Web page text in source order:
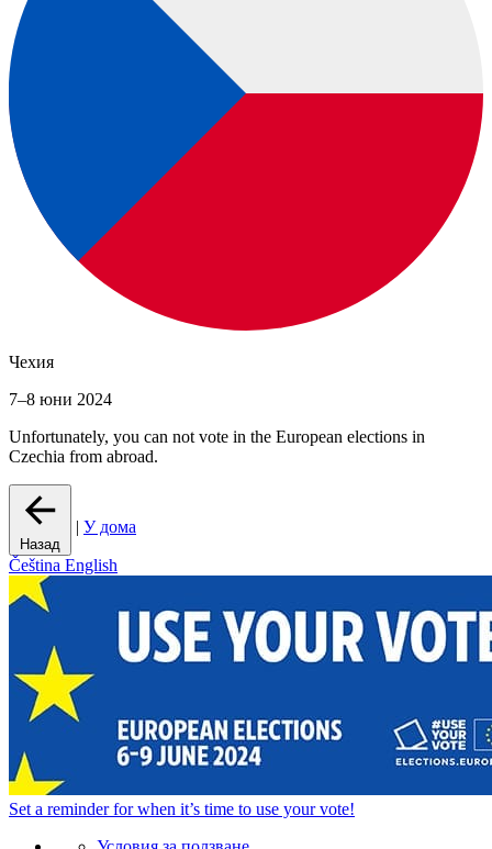
Чехия
7–8 юни 2024
Unfortunately, you can not vote in the European elections in
Czechia from abroad.
Назад
| У дома
Čeština English
Set a reminderfor when it’s time to use your vote!